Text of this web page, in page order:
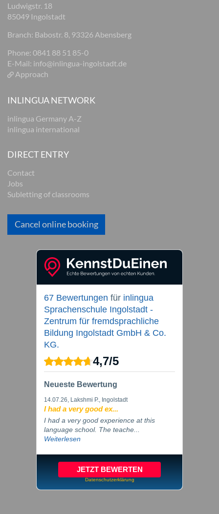
Ludwigstr. 18
85049 Ingolstadt
Branch: Babostr. 8, 93326 Abensberg
Phone: 0841 88 51 85-0
E-Mail: info@inlingua-ingolstadt.de
Approach
INLINGUA NETWORK
inlingua Germany A-Z
inlingua international
DIRECT ENTRY
Contact
Jobs
Subletting of classrooms
Cancel online booking
67 Bewertungen für inlingua
Sprachenschule Ingolstadt -
Zentrum für fremdsprachliche
Bildung Ingolstadt GmbH & Co.
KG.
4,7/5
Neueste Bewertung
14.07.26, Lakshmi P., Ingolstadt
I had a very good ex...
I had a very good experience at this
language school. The teache...
Weiterlesen
JETZT BEWERTEN
Datenschutzerklärung